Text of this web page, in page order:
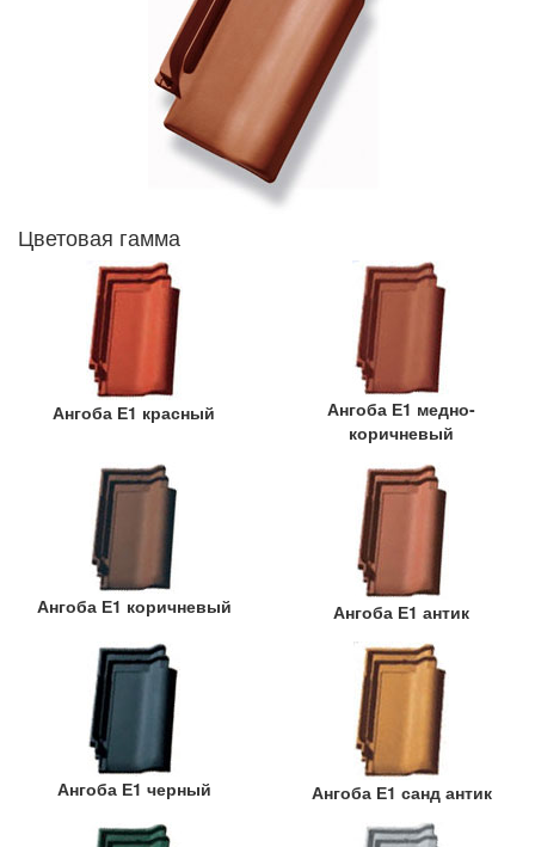
Цветовая гамма
Ангоба Е1 красный
Ангоба Е1 медно-
коричневый
Ангоба Е1 коричневый Ангоба Е1 антик
Ангоба Е1 черный Ангоба Е1 санд антик